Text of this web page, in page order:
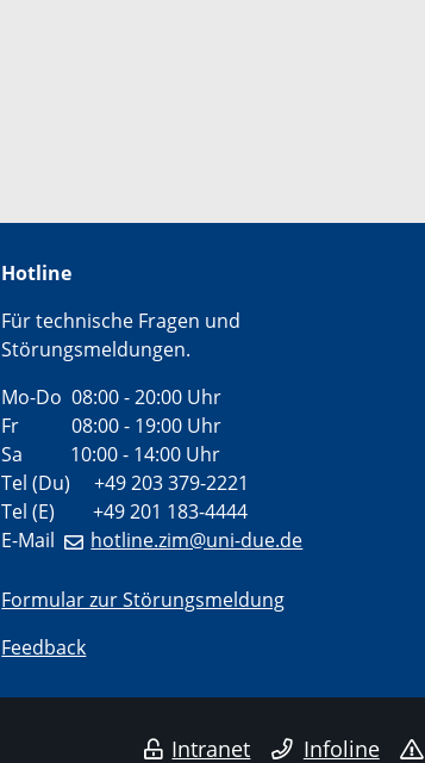
Hotline
Für technische Fragen und
Störungsmeldungen.
Mo-Do 08:00 - 20:00 Uhr
Fr 08:00 - 19:00 Uhr
Sa 10:00 - 14:00 Uhr
Tel (Du) +49 203 379-2221
Tel (E) +49 201 183-4444
E-Mail
hotline.zim@uni-due.de
Formular zur Störungsmeldung
Feedback
Intranet Infoline